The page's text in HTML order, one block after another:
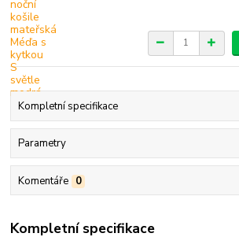
Kompletní specifikace
Parametry
Komentáře 0
Kompletní specifikace